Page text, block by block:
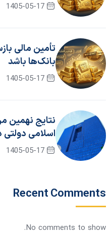
1405-05-17
تأمین مالی
بانک‌ها باشد
1405-05-17
نتایج نهمین
برگزاری حراج
1405-05-17
Recent Comments
No comments to show.